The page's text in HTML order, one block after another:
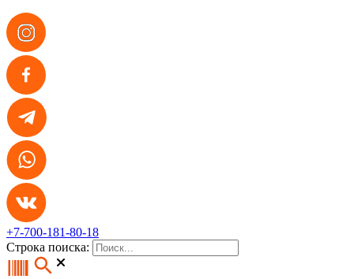
+7-700-181-80-18
Строка поиска: